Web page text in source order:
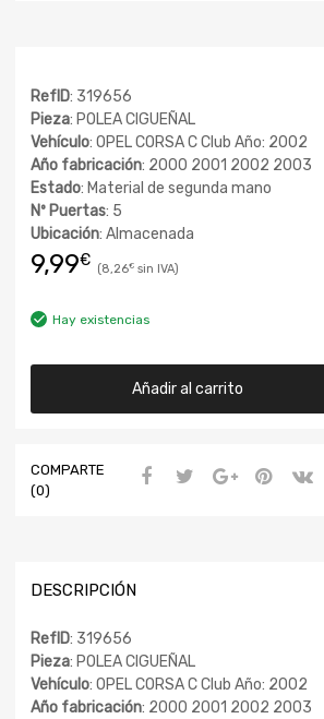
RefID: 319656
Pieza: POLEA CIGUEÑAL
Vehículo: OPEL CORSA C Club Año: 2002
Año fabricación: 2000 2001 2002 2003
Estado: Material de segunda mano
Nº Puertas: 5
Ubicación: Almacenada
9,99€ 8,26€
Hay existencias
Añadir al carrito
COMPARTE
(0)
DESCRIPCIÓN
RefID: 319656
Pieza: POLEA CIGUEÑAL
Vehículo: OPEL CORSA C Club Año: 2002
Año fabricación: 2000 2001 2002 2003